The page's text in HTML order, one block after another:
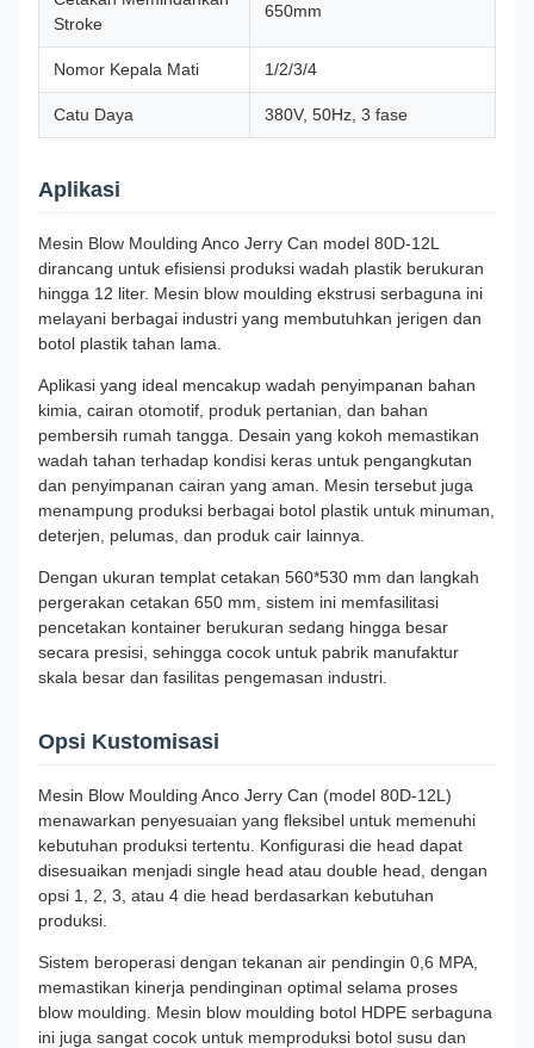
Stroke
650mm
Nomor Kepala Mati 1/2/3/4
Catu Daya 380V, 50Hz, 3 fase
Aplikasi
Mesin Blow Moulding Anco Jerry Can model 80D-12L
dirancang untuk efisiensi produksi wadah plastik berukuran
hingga 12 liter. Mesin blow moulding ekstrusi serbaguna ini
melayani berbagai industri yang membutuhkan jerigen dan
botol plastik tahan lama.
Aplikasi yang ideal mencakup wadah penyimpanan bahan
kimia, cairan otomotif, produk pertanian, dan bahan
pembersih rumah tangga. Desain yang kokoh memastikan
wadah tahan terhadap kondisi keras untuk pengangkutan
dan penyimpanan cairan yang aman. Mesin tersebut juga
menampung produksi berbagai botol plastik untuk minuman,
deterjen, pelumas, dan produk cair lainnya.
Dengan ukuran templat cetakan 560*530 mm dan langkah
pergerakan cetakan 650 mm, sistem ini memfasilitasi
pencetakan kontainer berukuran sedang hingga besar
secara presisi, sehingga cocok untuk pabrik manufaktur
skala besar dan fasilitas pengemasan industri.
Opsi Kustomisasi
Mesin Blow Moulding Anco Jerry Can (model 80D-12L)
menawarkan penyesuaian yang fleksibel untuk memenuhi
kebutuhan produksi tertentu. Konfigurasi die head dapat
disesuaikan menjadi single head atau double head, dengan
opsi 1, 2, 3, atau 4 die head berdasarkan kebutuhan
produksi.
Sistem beroperasi dengan tekanan air pendingin 0,6 MPA,
memastikan kinerja pendinginan optimal selama proses
blow moulding. Mesin blow moulding botol HDPE serbaguna
ini juga sangat cocok untuk memproduksi botol susu dan